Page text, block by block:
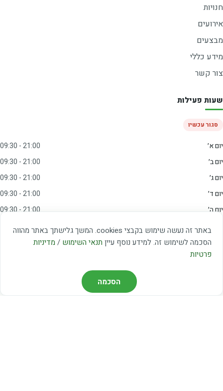
באתר זה נעשה שימוש בקבצי cookies. המשך גלישתך באתר מהווה
הסכמה לשימוש זה. למידע נוסף עיין תנאי השימוש / מדיניות
פרטיות
הסכמה
חנויות
אירועים
מבצעים
מידע כללי
צור קשר
שעות פעילות
סגור עכשיו
יום א׳
09:30 - 21:00
יום ב׳
09:30 - 21:00
יום ג׳
09:30 - 21:00
יום ד׳
09:30 - 21:00
יום ה׳
09:30 - 21:00
09:00 - 15:00
שבת
20:00 - 23:00